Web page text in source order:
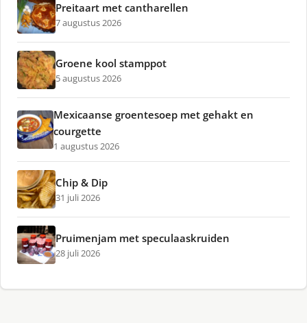
Preitaart met cantharellen
7 augustus 2026
Groene kool stamppot
5 augustus 2026
Mexicaanse groentesoep met gehakt en
courgette
1 augustus 2026
Chip & Dip
31 juli 2026
Pruimenjam met speculaaskruiden
28 juli 2026